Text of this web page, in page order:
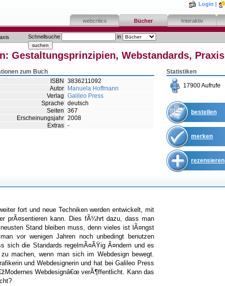
Login |
webcritics Bücher Interaktiv
Schnellsuche in
Gestaltungsprinzipien, Webstandards, Praxis
Statistiken
17900 Aufrufe
bestellen
merken
rezensieren
zum Buch
ISBN
3836211092
Autor
Manuela Hoffmann
Verlag Galileo Press
Sprache deutsch
Seiten 367
Erscheinungsjahr 2008
Extras -
fort und neue Techniken werden entwickelt, mit
prÃ¤sentieren kann. Dies fÃ¼hrt dazu, dass man
Stand bleiben muss, denn vieles ist lÃ¤ngst
vor wenigen Jahren noch unbedingt benutzen
sich die Standards regelmÃ¤ÃŸig Ã¤ndern und es
machen, wenn man sich im Webdesign bewegt.
und Webdesignerin und hat bei Galileo Press
Webdesignâ€œ verÃ¶ffentlicht. Kann das